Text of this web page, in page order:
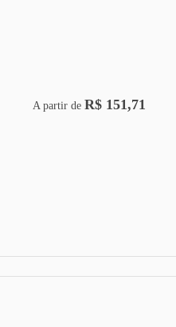
A partir de R$ 151,71